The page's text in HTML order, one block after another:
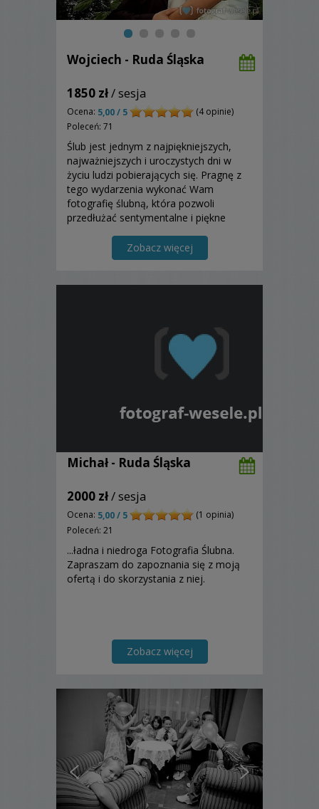
Wojciech - Ruda Śląska
1850 zł/ sesja
Ocena: 5,00 / 5
(4 opinie)
Poleceń: 71
Ślub jest jednym z najpiękniejszych,
najważniejszych i uroczystych dni w
życiu ludzi pobierających się. Pragnę z
tego wydarzenia wykonać Wam
fotografię ślubną, która pozwoli
przedłużać sentymentalne i piękne
przypominała o chwilach szczęścia i
radości. Zapraszam!
Zobacz więcej
Michał - Ruda Śląska
2000 zł/ sesja
Ocena: 5,00 / 5
(1 opinia)
Poleceń: 21
...ładna i niedroga Fotografia Ślubna.
Zapraszam do zapoznania się z moją
ofertą i do skorzystania z niej.
Zobacz więcej